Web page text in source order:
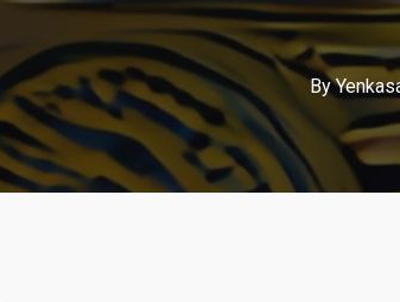
By